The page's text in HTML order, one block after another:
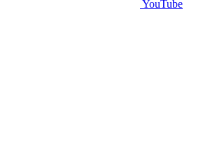
YouTube